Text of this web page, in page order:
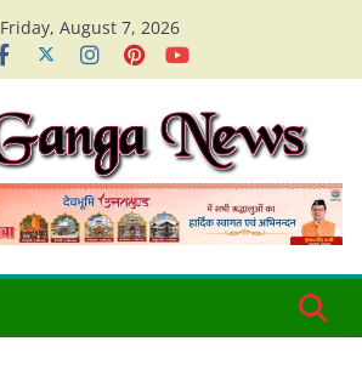
Friday, August 7, 2026